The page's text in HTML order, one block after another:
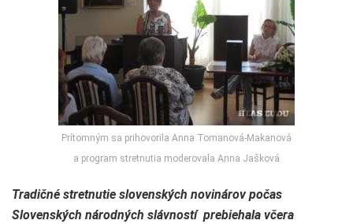
Prítomným sa prihovorila Anna Tomanová-Makanová
a program stretnutia moderovala Anna Jašková
Tradičné stretnutie slovenských novinárov počas
Slovenských národných slávností prebiehala včera